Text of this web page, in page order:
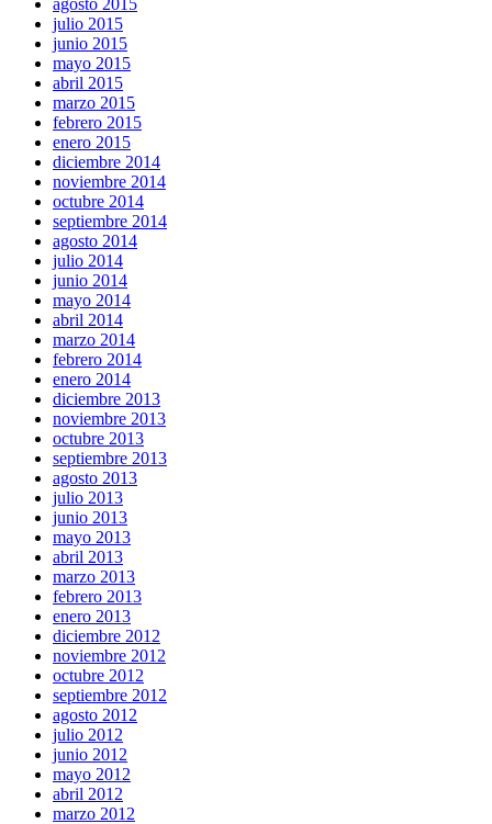
agosto 2015
julio 2015
junio 2015
mayo 2015
abril 2015
marzo 2015
febrero 2015
enero 2015
diciembre 2014
noviembre 2014
octubre 2014
septiembre 2014
agosto 2014
julio 2014
junio 2014
mayo 2014
abril 2014
marzo 2014
febrero 2014
enero 2014
diciembre 2013
noviembre 2013
octubre 2013
septiembre 2013
agosto 2013
julio 2013
junio 2013
mayo 2013
abril 2013
marzo 2013
febrero 2013
enero 2013
diciembre 2012
noviembre 2012
octubre 2012
septiembre 2012
agosto 2012
julio 2012
junio 2012
mayo 2012
abril 2012
marzo 2012